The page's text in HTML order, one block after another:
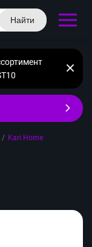
Найти
/ Kari Home